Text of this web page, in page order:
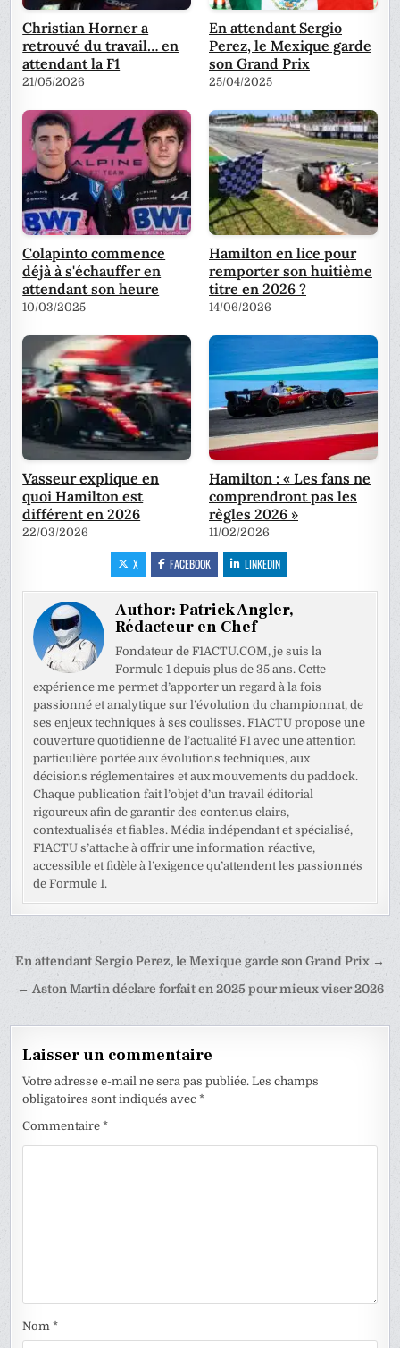
Christian Horner a
retrouvé du travail… en
attendant la F1
21/05/2026
En attendant Sergio
Perez, le Mexique garde
son Grand Prix
25/04/2025
Colapinto commence
déjà à s'échauffer en
attendant son heure
10/03/2025
Hamilton en lice pour
remporter son huitième
titre en 2026 ?
14/06/2026
Vasseur explique en
quoi Hamilton est
différent en 2026
22/03/2026
Hamilton : « Les fans ne
comprendront pas les
règles 2026 »
11/02/2026
X FACEBOOK LINKEDIN
Author:Patrick Angler,
Rédacteur en Chef
Fondateur de F1ACTU.COM, je suis la
Formule 1 depuis plus de 35 ans. Cette
expérience me permet d’apporter un regard à la fois
passionné et analytique sur l’évolution du championnat, de
ses enjeux techniques à ses coulisses. F1ACTU propose une
couverture quotidienne de l’actualité F1 avec une attention
particulière portée aux évolutions techniques, aux
décisions réglementaires et aux mouvements du paddock.
Chaque publication fait l’objet d’un travail éditorial
rigoureux afin de garantir des contenus clairs,
contextualisés et fiables. Média indépendant et spécialisé,
F1ACTU s’attache à offrir une information réactive,
accessible et fidèle à l’exigence qu’attendent les passionnés
de Formule 1.
Navigation
de
En attendant Sergio Perez, le Mexique garde son Grand Prix →
← Aston Martin déclare forfait en 2025 pour mieux viser 2026
Laisser un commentaire
Votre adresse e-mail ne sera pas publiée. Les champs
obligatoires sont indiqués avec*
Commentaire*
Nom*